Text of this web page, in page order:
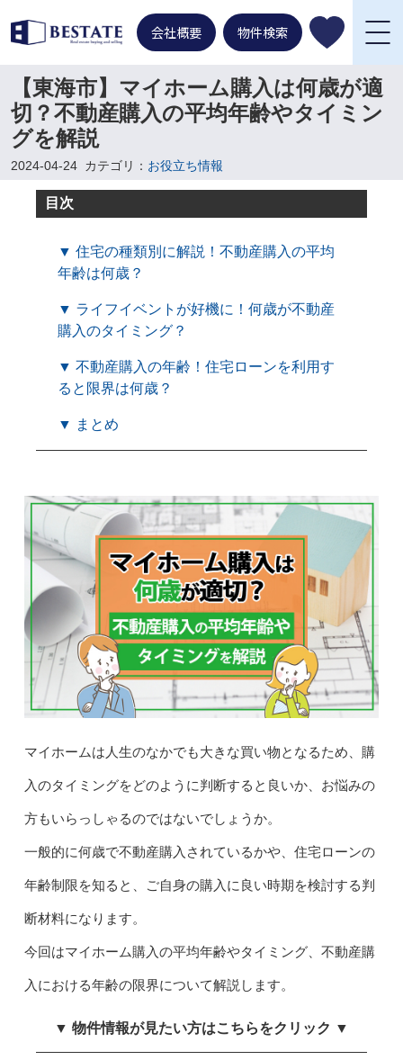
会社概要 物件検索
【東海市】マイホーム購入は何歳が適
切？不動産購入の平均年齢やタイミン
グを解説
2024-04-24 カテゴリ： お役立ち情報
目次
▼ 住宅の種類別に解説！不動産購入の平均
年齢は何歳？
▼ ライフイベントが好機に！何歳が不動産
購入のタイミング？
▼ 不動産購入の年齢！住宅ローンを利用す
ると限界は何歳？
▼ まとめ
マイホームは人生のなかでも大きな買い物となるため、購
入のタイミングをどのように判断すると良いか、お悩みの
方もいらっしゃるのではないでしょうか。
一般的に何歳で不動産購入されているかや、住宅ローンの
年齢制限を知ると、ご自身の購入に良い時期を検討する判
断材料になります。
今回はマイホーム購入の平均年齢やタイミング、不動産購
入における年齢の限界について解説します。
▼ 物件情報が見たい方はこちらをクリック ▼